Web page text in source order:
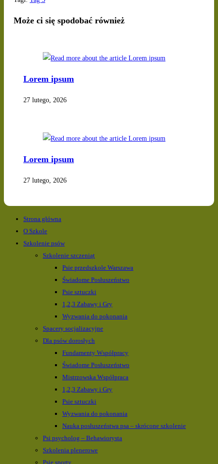
Może ci się spodobać również
Lorem ipsum
27 lutego, 2026
Lorem ipsum
27 lutego, 2026
Strona główna
O Szkole
Szkolenie psów
Szkolenie szczeniąt
Psie przedszkole Warszawa
Świadome Posłuszeństwo
Psie sztuczki
1,2,3 Zabawy i Gry
Wyzwania do pokonania
Spacery socjalizacyjne
Dla psów dorosłych
Fundamenty Współpracy
Świadome Posłuszeństwo
Mistrzowska Współpraca
1,2,3 Zabawy i Gry
Psie sztuczki
Wyzwania do pokonania
Nauka posłuszeństwa psa – skrócone szkolenie
Psi psycholog – Behawiorysta
Szkolenia plenerowe
Psie sporty